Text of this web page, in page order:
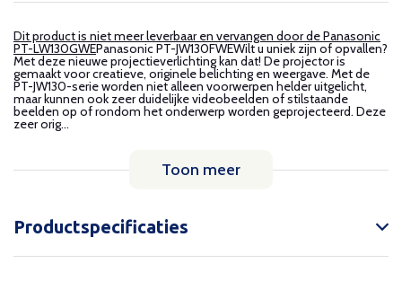
Dit product is niet meer leverbaar en vervangen door de Panasonic
PT-LW130GWEPanasonic PT-JW130FWEWilt u uniek zijn of opvallen?
Met deze nieuwe projectieverlichting kan dat! De projector is
gemaakt voor creatieve, originele belichting en weergave. Met de
PT-JW130-serie worden niet alleen voorwerpen helder uitgelicht,
maar kunnen ook zeer duidelijke videobeelden of stilstaande
beelden op of rondom het onderwerp worden geprojecteerd. Deze
zeer orig...
Toon meer
Productspecificaties